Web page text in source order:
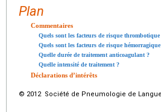
Plan
Commentaires
Quels sont les facteurs de risque
Quels sont les facteurs de risque
Quelle durée de traitement anticoagulant ?
Quelle intensité de traitement ?
Déclarations d’intérêts
© 2012 Société de Pneumologie de